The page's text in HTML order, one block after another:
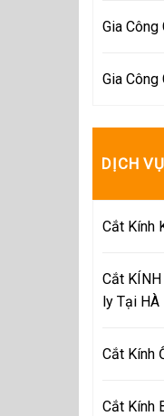
Gia Công
Gia
DỊCH
Cắt Kính
Cắt
ly Tại HÀ
Cắt Kính
Cắt Kính